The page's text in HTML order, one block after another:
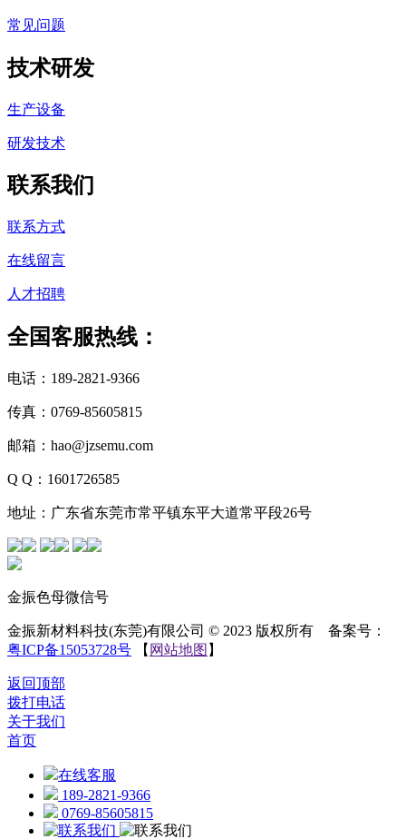
常见问题
技术研发
生产设备
研发技术
联系我们
联系方式
在线留言
人才招聘
全国客服热线：
电话：189-2821-9366
传真：0769-85605815
邮箱：hao@jzsemu.com
Q Q：1601726585
地址：广东省东莞市常平镇东平大道常平段26号
金振色母微信号
金振新材料科技(东莞)有限公司 © 2023 版权所有 备案号：
粤ICP备15053728号 【 网站地图 】
返回顶部
拨打电话
关于我们
首页
在线客服
189-2821-9366
0769-85605815